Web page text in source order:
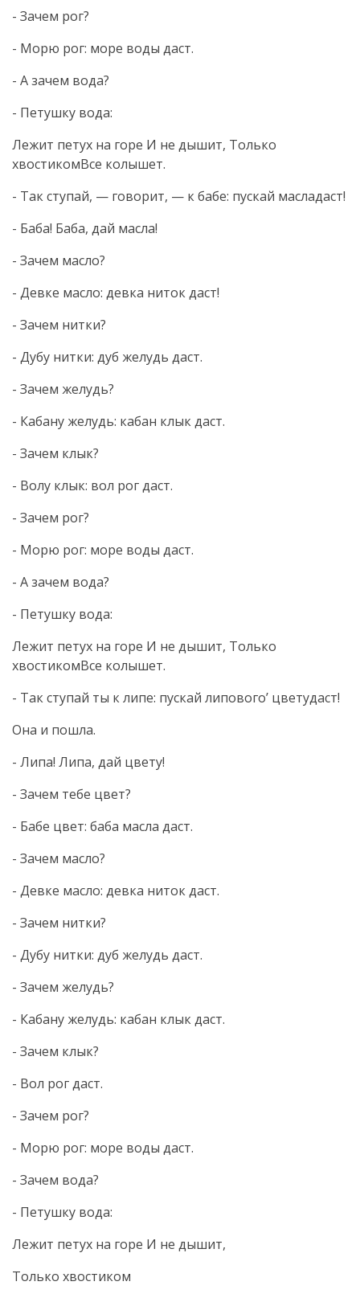
- Зачем рог?
- Морю рог: море воды даст.
- А зачем вода?
- Петушку вода:
Лежит петух на горе И не дышит, Только
хвостикомВсе колышет.
- Так ступай, — говорит, — к бабе: пускай масладаст!
- Баба! Баба, дай масла!
- Зачем масло?
- Девке масло: девка ниток даст!
- Зачем нитки?
- Дубу нитки: дуб желудь даст.
- Зачем желудь?
- Кабану желудь: кабан клык даст.
- Зачем клык?
- Волу клык: вол рог даст.
- Зачем рог?
- Морю рог: море воды даст.
- А зачем вода?
- Петушку вода:
Лежит петух на горе И не дышит, Только
хвостикомВсе колышет.
- Так ступай ты к липе: пускай липового’ цветудаст!
Она и пошла.
- Липа! Липа, дай цвету!
- Зачем тебе цвет?
- Бабе цвет: баба масла даст.
- Зачем масло?
- Девке масло: девка ниток даст.
- Зачем нитки?
- Дубу нитки: дуб желудь даст.
- Зачем желудь?
- Кабану желудь: кабан клык даст.
- Зачем клык?
- Вол рог даст.
- Зачем рог?
- Морю рог: море воды даст.
- Зачем вода?
- Петушку вода:
Лежит петух на горе И не дышит,
Только хвостиком